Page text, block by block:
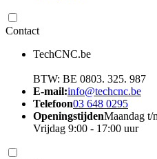
Contact
TechCNC.be
BTW: BE 0803. 325. 987
E-mail:info@techcnc.be
Telefoon03 648 0295
OpeningstijdenMaandag t/
Vrijdag 9:00 - 17:00 uur